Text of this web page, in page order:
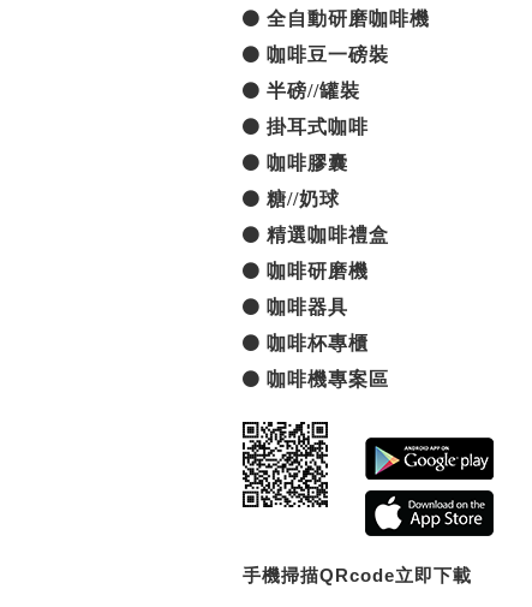
全自動研磨咖啡機
咖啡豆一磅裝
半磅//罐裝
掛耳式咖啡
咖啡膠囊
糖//奶球
精選咖啡禮盒
咖啡研磨機
咖啡器具
咖啡杯專櫃
咖啡機專案區
手機掃描QRcode立即下載